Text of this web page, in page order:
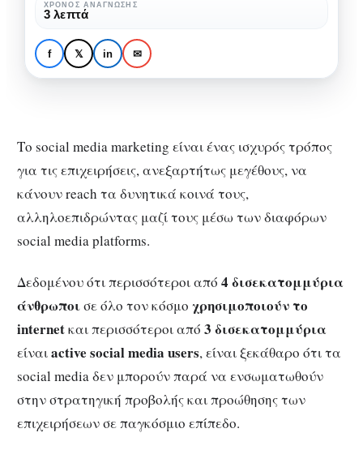
SOCIAL MEDIA ΤΕΧΝΟΛΟΓΊΑ
Social Media Marketing
και η Τεχνητή
Νοημοσύνη (AI)
Τεχνητή
Νοημοσύνη
(AI)
ΧΡΌΝΟΣ ΑΝΆΓΝΩΣΗΣ
3 λεπτά
f 𝕏 in ✉
Το social media marketing είναι ένας ισχυρός τρόπος
για τις επιχειρήσεις, ανεξαρτήτως μεγέθους, να
κάνουν reach τα δυνητικά κοινά τους,
αλληλοεπιδρώντας μαζί τους μέσω των διαφόρων
social media platforms.
Δεδομένου ότι περισσότεροι από 4 δισεκατομμύρια
άνθρωποισε όλο τον κόσμο χρησιμοποιούν το
internetκαι περισσότεροι από 3 δισεκατομμύρια
είναιactive social media users, είναι ξεκάθαρο ότι τα
social media δεν μπορούν παρά να ενσωματωθούν
στην στρατηγική προβολής και προώθησης των
επιχειρήσεων σε παγκόσμιο επίπεδο.